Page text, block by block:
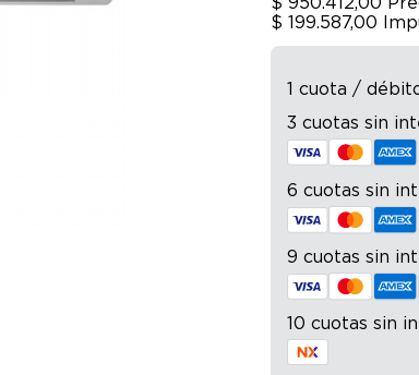
$ 199.587,00
1 cuota /
3 cuotas sin
6 cuotas sin
9 cuotas sin
10 cuotas sin